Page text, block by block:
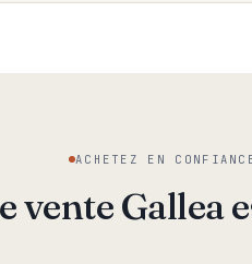
ACHETEZ EN
vente Gallea